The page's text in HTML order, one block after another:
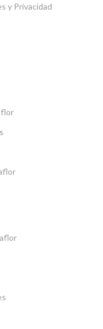
y Privacidad